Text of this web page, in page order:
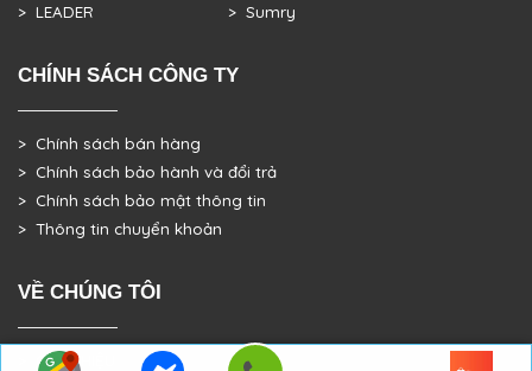
> LEADER
> Sumry
CHÍNH SÁCH CÔNG TY
> Chính sách bán hàng
> Chính sách bảo hành và đổi trả
> Chính sách bảo mật thông tin
> Thông tin chuyển khoản
VỀ CHÚNG TÔI
> GIỚI THIỆU